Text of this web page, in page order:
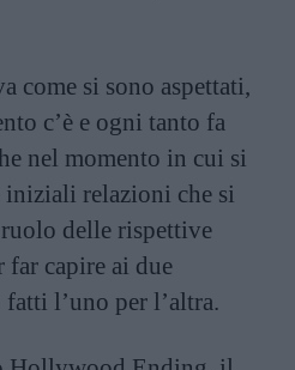
come si sono aspettati,
c’è e ogni tanto fa
nel momento in cui si
iniziali relazioni che si
delle rispettive
capire ai due
l’uno per l’altra.